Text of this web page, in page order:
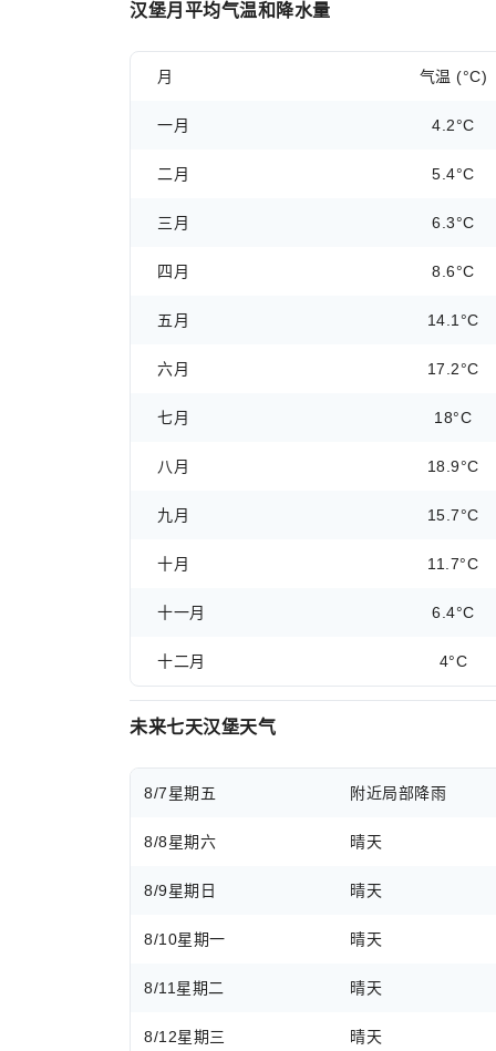
汉堡月平均气温和降水量
月 气温 (°C)
一月 4.2°C
二月 5.4°C
三月 6.3°C
四月 8.6°C
五月 14.1°C
六月 17.2°C
七月 18°C
八月 18.9°C
九月 15.7°C
十月 11.7°C
十一月 6.4°C
十二月 4°C
未来七天汉堡天气
8/7星期五 附近局部降雨
8/8星期六 晴天
8/9星期日 晴天
8/10星期一 晴天
8/11 星期二 晴天
8/12星期三 晴天